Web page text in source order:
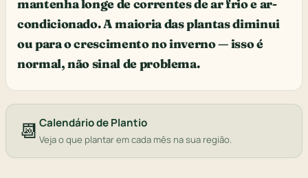
mantenha longe de correntes de ar frio e ar-
condicionado. A maioria das plantas diminui
ou para o crescimento no inverno — isso é
normal, não sinal de problema.
📆Calendário de Plantio
Veja o que plantar em cada mês na sua região.